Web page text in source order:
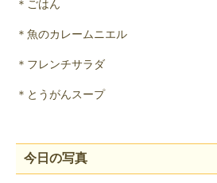
＊ごはん
＊魚のカレームニエル
＊フレンチサラダ
＊とうがんスープ
今日の写真